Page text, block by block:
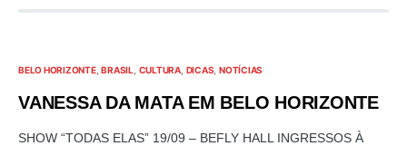
BELO HORIZONTE BRASIL CULTURA DICAS NOTÍCIAS
VANESSA DA MATA EM BELO HORIZONTE
SHOW “TODAS ELAS” 19/09 – BEFLY HALL INGRESSOS À